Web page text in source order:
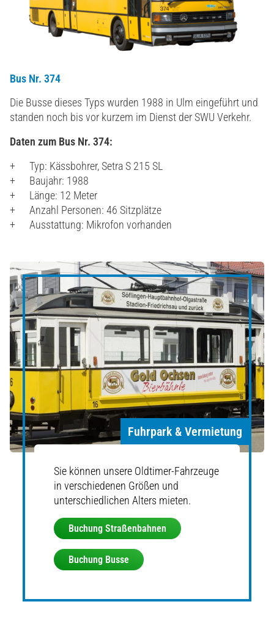
Bus Nr. 374
Die Busse dieses Typs wurden 1988 in Ulm eingeführt und
standen noch bis vor kurzem im Dienst der SWU Verkehr.
Daten zum Bus Nr. 374:
Typ: Kässbohrer, Setra S 215 SL
Baujahr: 1988
Länge: 12 Meter
Anzahl Personen: 46 Sitzplätze
Ausstattung: Mikrofon vorhanden
Fuhrpark & Vermietung
Sie können unsere Oldtimer-Fahrzeuge
in verschiedenen Größen und
unterschiedlichen Alters mieten.
Buchung Straßenbahnen
Buchung Busse